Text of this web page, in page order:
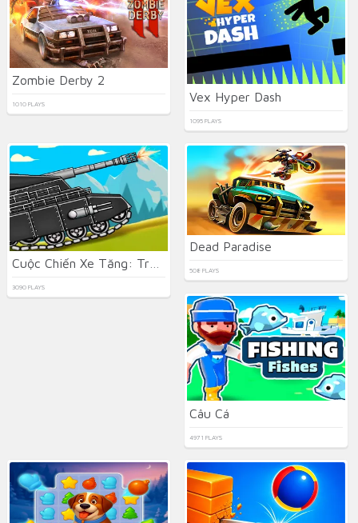
Zombie Derby 2
1010 PLAYS Vex Hyper Dash
1095 PLAYS
3090 PLAYS
Dead Paradise
508 PLAYS
Câu Cá
4971 PLAYS